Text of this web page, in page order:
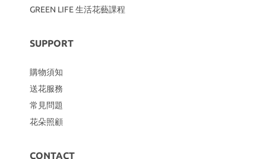
GREEN LIFE 生活花藝課程
SUPPORT
購物須知
送花服務
常見問題
花朵照顧
CONTACT